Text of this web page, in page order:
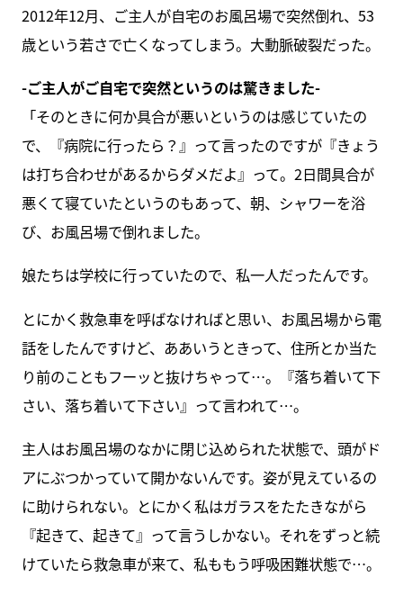
2012年12月、ご主人が自宅のお風呂場で突然倒れ、53
歳という若さで亡くなってしまう。大動脈破裂だった。
-ご主人がご自宅で突然というのは驚きました-
「そのときに何か具合が悪いというのは感じていたの
で、『病院に行ったら？』って言ったのですが『きょう
は打ち合わせがあるからダメだよ』って。2日間具合が
悪くて寝ていたというのもあって、朝、シャワーを浴
び、お風呂場で倒れました。
娘たちは学校に行っていたので、私一人だったんです。
とにかく救急車を呼ばなければと思い、お風呂場から電
話をしたんですけど、ああいうときって、住所とか当た
り前のこともフーッと抜けちゃって…。『落ち着いて下
さい、落ち着いて下さい』って言われて…。
主人はお風呂場のなかに閉じ込められた状態で、頭がド
アにぶつかっていて開かないんです。姿が見えているの
に助けられない。とにかく私はガラスをたたきながら
『起きて、起きて』って言うしかない。それをずっと続
けていたら救急車が来て、私ももう呼吸困難状態で…。